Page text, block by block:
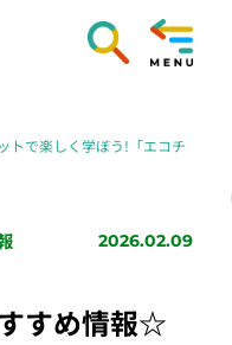
で楽しく学ぼう!「エコチ
2026.02.09
すめ情報☆